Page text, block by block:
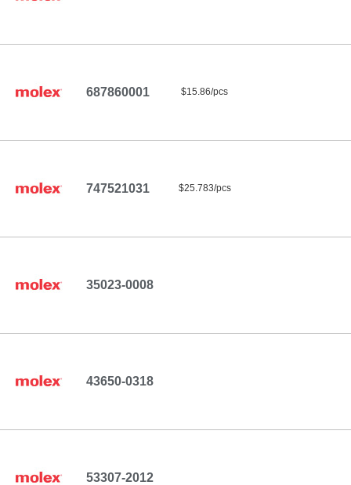
687860001 $15.86/pcs
747521031 $25.783/pcs
35023-0008
43650-0318
53307-2012